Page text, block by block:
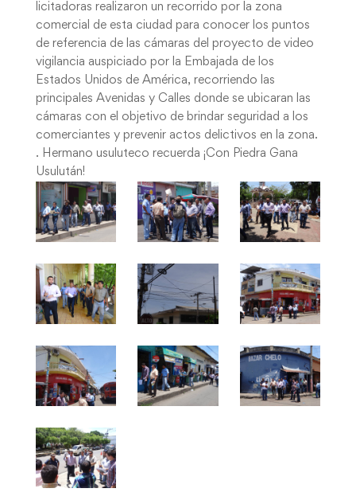
licitadoras realizaron un recorrido por la zona
comercial de esta ciudad para conocer los puntos
de referencia de las cámaras del proyecto de video
vigilancia auspiciado por la Embajada de los
Estados Unidos de América, recorriendo las
principales Avenidas y Calles donde se ubicaran las
cámaras con el objetivo de brindar seguridad a los
comerciantes y prevenir actos delictivos en la zona.
. Hermano usuluteco recuerda ¡Con Piedra Gana
Usulután!